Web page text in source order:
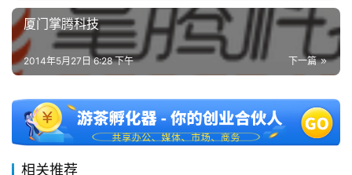
3
0
游
茶
厦门掌腾科技
下一篇
2014年5月27日 6:28 下午
相关推荐